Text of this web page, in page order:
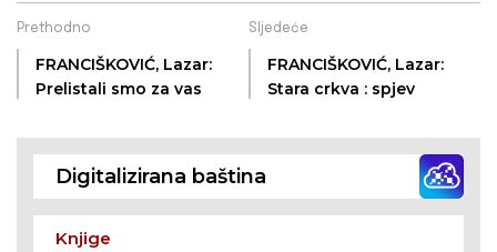
Prethodno
FRANCIŠKOVIĆ, Lazar:
Prelistali smo za vas
Sljedeće
FRANCIŠKOVIĆ, Lazar:
Stara crkva : spjev
Digitalizirana baština
Knjige